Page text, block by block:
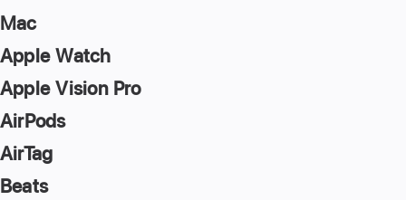
Mac
Apple Watch
Apple Vision Pro
AirPods
AirTag
Beats